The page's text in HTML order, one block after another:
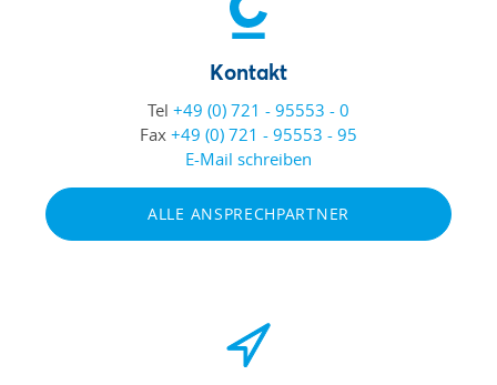
Kontakt
Tel +49 (0) 721 - 95553 - 0
Fax +49 (0) 721 - 95553 - 95
E-Mail schreiben
ALLE ANSPRECHPARTNER